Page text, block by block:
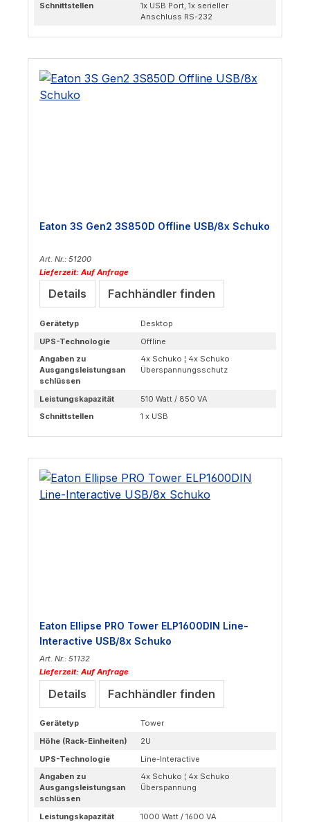
Schnittstellen
1x USB Port, 1x serieller
Anschluss RS-232
Eaton 3S Gen2 3S850D Offline USB/8x Schuko
Art. Nr.: 51200
Lieferzeit: Auf Anfrage
Details Fachhändler finden
Gerätetyp
Desktop
UPS-Technologie
Offline
Angaben zu
Ausgangsleistungsan
schlüssen
4x Schuko ¦ 4x Schuko
Überspannungsschutz
Leistungskapazität
510 Watt / 850 VA
Schnittstellen
1 x USB
Eaton Ellipse PRO Tower ELP1600DIN Line-
Interactive USB/8x Schuko
Art. Nr.: 51132
Lieferzeit: Auf Anfrage
Details Fachhändler finden
Gerätetyp
Tower
Höhe (Rack-Einheiten)
2U
UPS-Technologie
Line-Interactive
Angaben zu
Ausgangsleistungsan
schlüssen
4x Schuko ¦ 4x Schuko
Überspannung
Leistungskapazität
1000 Watt / 1600 VA